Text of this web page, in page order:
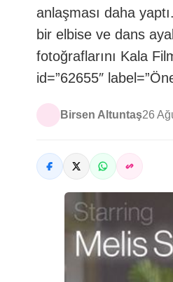
anlaşması daha
bir elbise ve dans
fotoğraflarını Kala
id=”62655″
Birsen Altuntaş26